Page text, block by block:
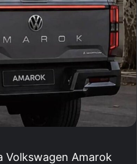
Volkswagen Amarok